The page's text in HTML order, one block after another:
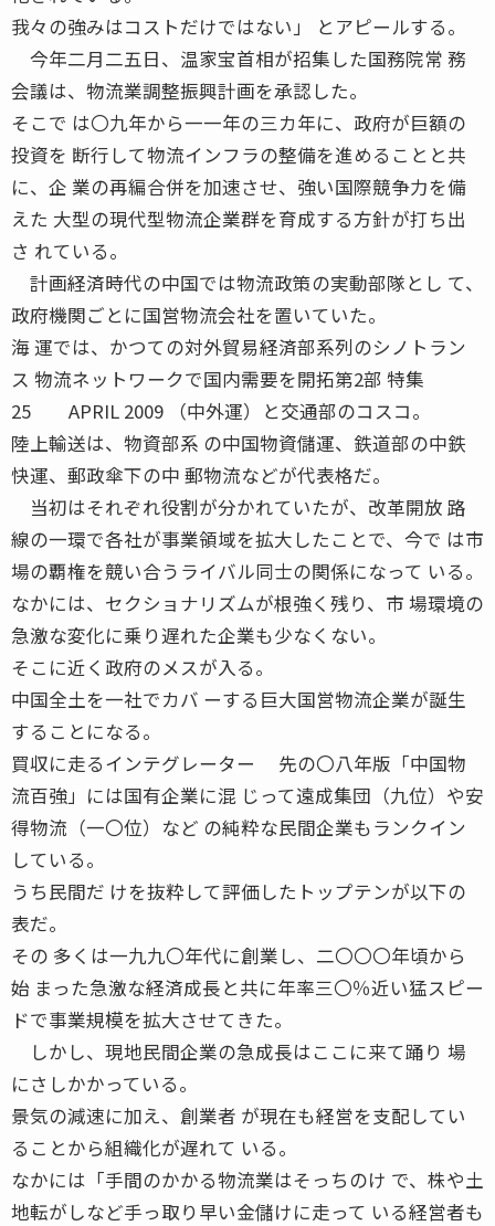
我々の強みはコストだけではない」 とアピールする。
今年二月二五日、温家宝首相が招集した国務院常 務
会議は、物流業調整振興計画を承認した。
そこで は〇九年から一一年の三カ年に、政府が巨額の
投資を 断行して物流インフラの整備を進めることと共
に、企 業の再編合併を加速させ、強い国際競争力を備
えた 大型の現代型物流企業群を育成する方針が打ち出
さ れている。
計画経済時代の中国では物流政策の実動部隊とし て、
政府機関ごとに国営物流会社を置いていた。
海 運では、かつての対外貿易経済部系列のシノトラン
ス 物流ネットワークで国内需要を開拓第2部 特集
25 APRIL 2009 （中外運）と交通部のコスコ。
陸上輸送は、物資部系 の中国物資儲運、鉄道部の中鉄
快運、郵政傘下の中 郵物流などが代表格だ。
当初はそれぞれ役割が分かれていたが、改革開放 路
線の一環で各社が事業領域を拡大したことで、今で は市
場の覇権を競い合うライバル同士の関係になって いる。
なかには、セクショナリズムが根強く残り、市 場環境の
急激な変化に乗り遅れた企業も少なくない。
そこに近く政府のメスが入る。
中国全土を一社でカバ ーする巨大国営物流企業が誕生
することになる。
買収に走るインテグレーター 先の〇八年版「中国物
流百強」には国有企業に混 じって遠成集団（九位）や安
得物流（一〇位）など の純粋な民間企業もランクイン
している。
うち民間だ けを抜粋して評価したトップテンが以下の
表だ。
その 多くは一九九〇年代に創業し、二〇〇〇年頃から
始 まった急激な経済成長と共に年率三〇％近い猛スピー
ドで事業規模を拡大させてきた。
しかし、現地民間企業の急成長はここに来て踊り 場
にさしかかっている。
景気の減速に加え、創業者 が現在も経営を支配してい
ることから組織化が遅れて いる。
なかには「手間のかかる物流業はそっちのけ で、株や土
地転がしなど手っ取り早い金儲けに走って いる経営者も